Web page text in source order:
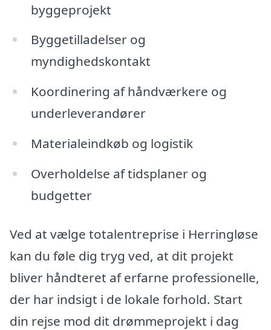
byggeprojekt
Byggetilladelser og
myndighedskontakt
Koordinering af håndværkere og
underleverandører
Materialeindkøb og logistik
Overholdelse af tidsplaner og
budgetter
Ved at vælge totalentreprise i Herringløse
kan du føle dig tryg ved, at dit projekt
bliver håndteret af erfarne professionelle,
der har indsigt i de lokale forhold. Start
din rejse mod dit drømmeprojekt i dag